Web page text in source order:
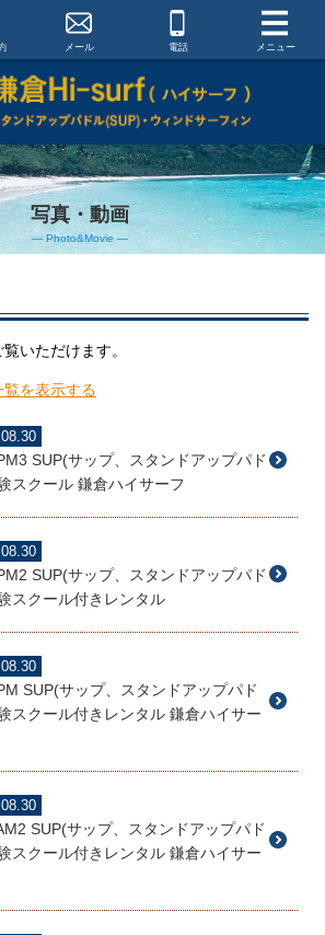
メール 電話 メニュー
写真・動画
― Photo&Movie ―
いただけます。
を表示する
SUP(サップ、スタンドアップパド
スクール 鎌倉ハイサーフ
SUP(サップ、スタンドアップパド
スクール付きレンタル
SUP(サップ、スタンドアップパド
スクール付きレンタル 鎌倉ハイサー
SUP(サップ、スタンドアップパド
スクール付きレンタル 鎌倉ハイサー